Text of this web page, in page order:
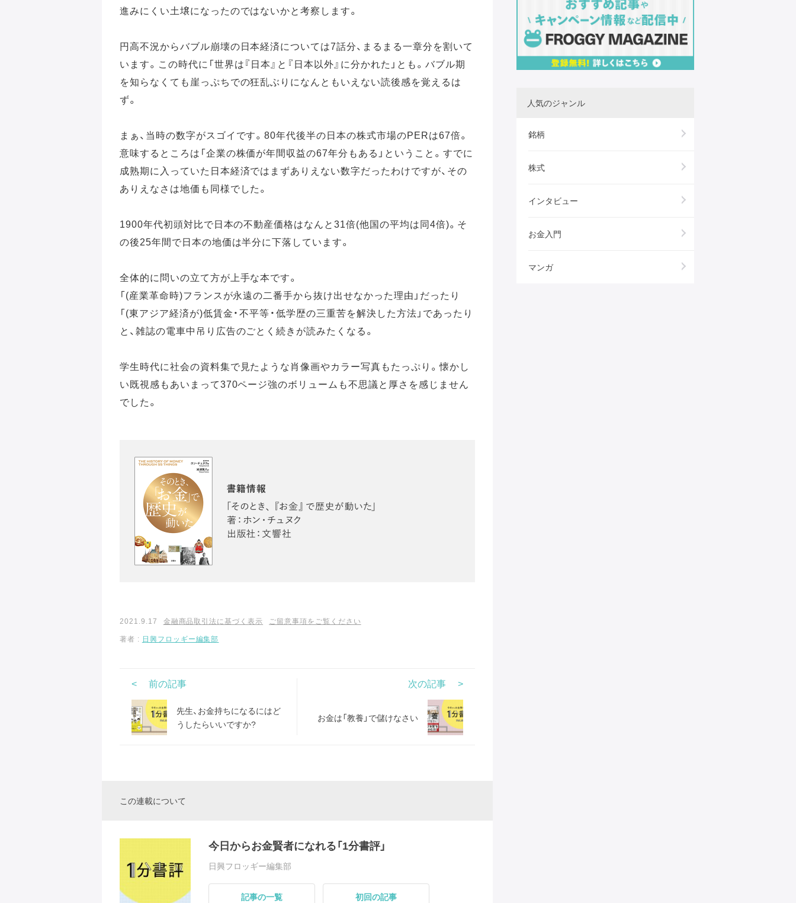
進みにくい土壌になったのではないかと考察します。
円高不況からバブル崩壊の日本経済については7話分、まるまる一章分を割いて
います。この時代に「世界は『日本』と『日本以外』に分かれた」とも。バブル期
を知らなくても崖っぷちでの狂乱ぶりになんともいえない読後感を覚えるは
ず。
まぁ、当時の数字がスゴイです。80年代後半の日本の株式市場のPERは67倍。
意味するところは「企業の株価が年間収益の67年分もある」ということ。すでに
成熟期に入っていた日本経済ではまずありえない数字だったわけですが、その
ありえなさは地価も同様でした。
1900年代初頭対比で日本の不動産価格はなんと31倍(他国の平均は同4倍)。そ
の後25年間で日本の地価は半分に下落しています。
全体的に問いの立て方が上手な本です。
「(産業革命時)フランスが永遠の二番手から抜け出せなかった理由」だったり
「(東アジア経済が)低賃金・不平等・低学歴の三重苦を解決した方法」であったり
と、雑誌の電車中吊り広告のごとく続きが読みたくなる。
学生時代に社会の資料集で見たような肖像画やカラー写真もたっぷり。懐かし
い既視感もあいまって370ページ強のボリュームも不思議と厚さを感じません
でした。
2021.9.17 金融商品取引法に基づく表示
ご留意事項をご覧ください
著者 : 日興フロッギー編集部
次の記事
お金は「教養」で儲けなさい
前の記事
先生、お金持ちになるにはど
うしたらいいですか?
この連載について
今日からお金賢者になれる「1分書評」
日興フロッギー編集部
記事の一覧 初回の記事
人気のジャンル
銘柄
株式
インタビュー
お金入門
マンガ